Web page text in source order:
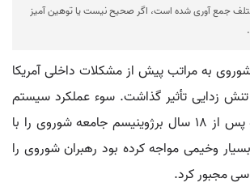
جمع آوری شده است، اگر صحیح نیست یا توهین آمیز
به مراتب پیش از مشکلات داخلی آمریکا
تنش زدایی تأثیر گذاشت. سوء عملکرد سیستم
اقتصادی شوروی که پس از ۱۸ سال برژوینیسم جامعه شوروی را با
وخیمی مواجه کرده بود رهبران شوروی را
مجبور کرد.